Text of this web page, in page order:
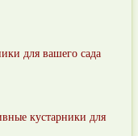
для вашего сада
кустарники для